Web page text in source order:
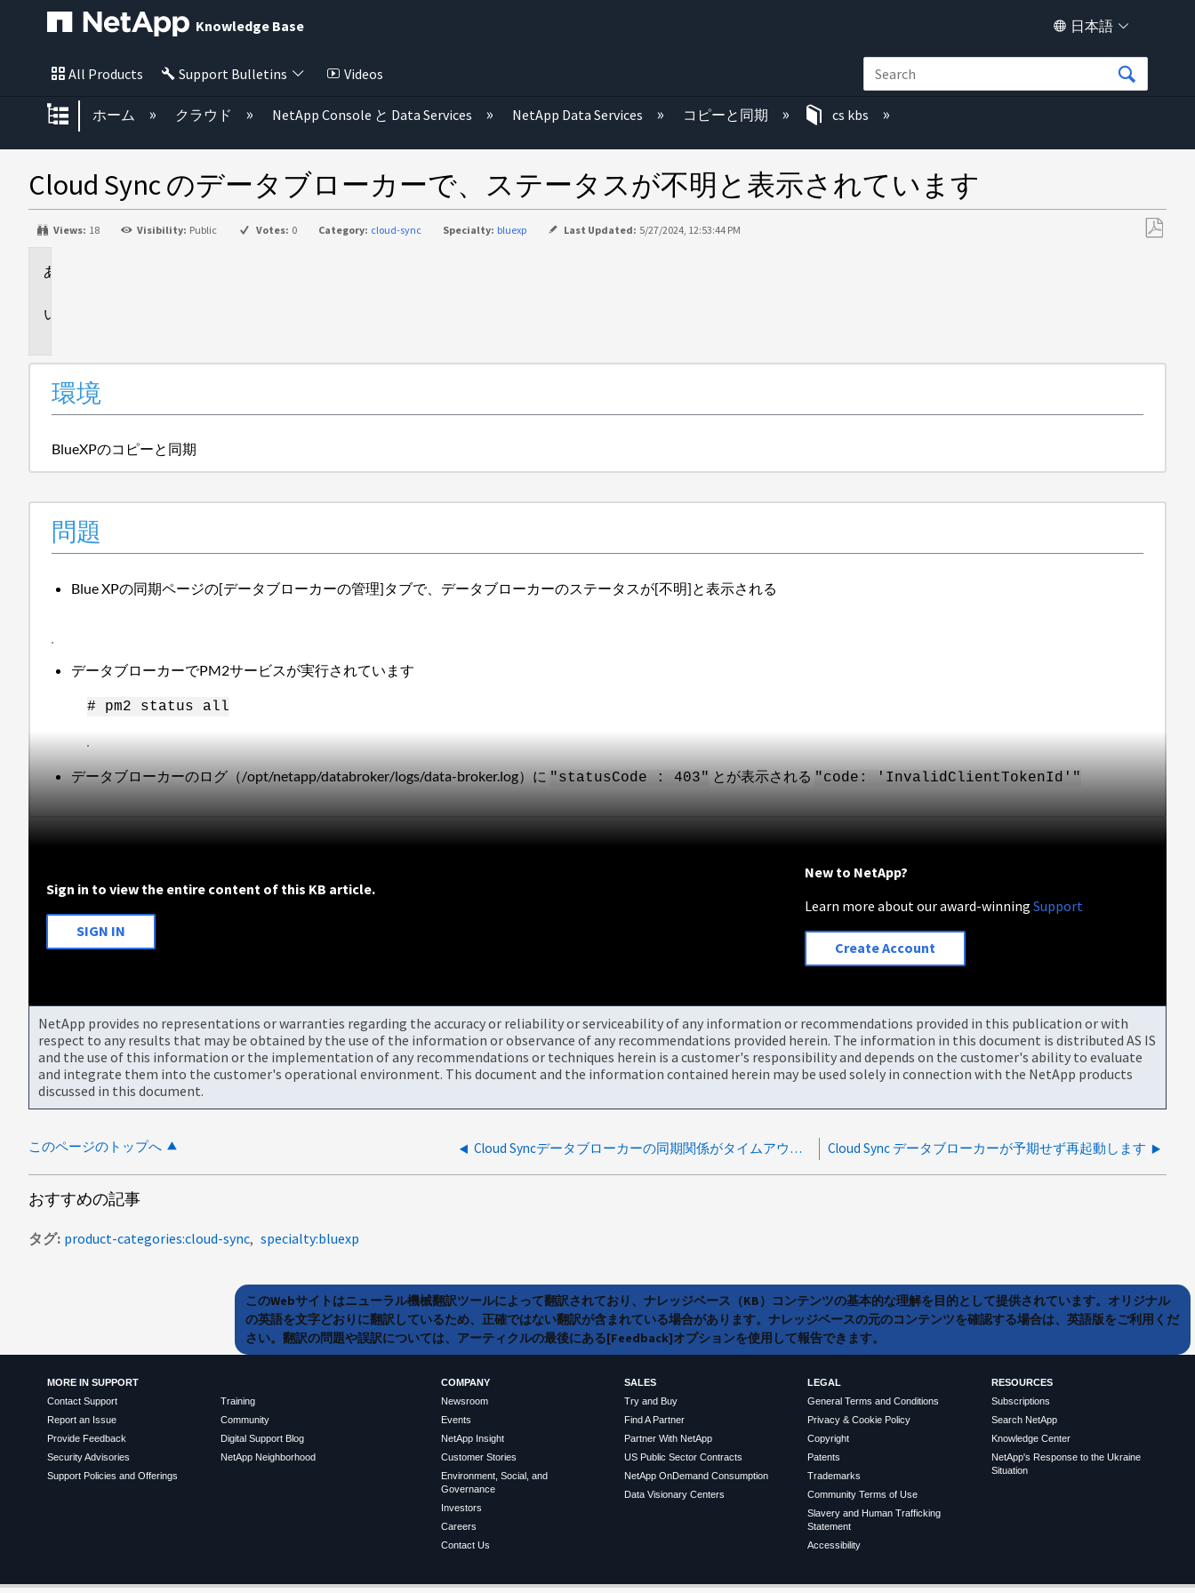
Knowledge Base 日本語
All Products Support Bulletins Videos
グローバル階層を展開/折りたたむ
ホーム クラウド NetApp Console と Data Services NetApp Data Services コピーと同期 cs kbs
Cloud Sync のデータブローカーで、ステータスが不明と表示されています
Views: 18 Visibility: Public Votes: 0 Category: cloud-sync Specialty: bluexp Last Updated: 5/27/2024, 12:53:44 PM
環境
BlueXPのコピーと同期
問題
Blue XPの同期ページの[データブローカーの管理]タブで、データブローカーのステータスが[不明]と表示される
データブローカーでPM2サービスが実行されています
# pm2 status all
データブローカーのログ（/opt/netapp/databroker/logs/data-broker.log）に"statusCode : 403" とが表示される"code: 'InvalidClientTokenId'"
Sign in to view the entire content of this KB article.
SIGN IN
New to NetApp?
Learn more about our award-winningSupport
Create Account
NetApp provides no representations or warranties regarding the accuracy or reliability or serviceability of any information or recommendations provided in this publication or with
respect to any results that may be obtained by the use of the information or observance of any recommendations provided herein. The information in this document is distributed AS IS
and the use of this information or the implementation of any recommendations or techniques herein is a customer's responsibility and depends on the customer's ability to evaluate
and integrate them into the customer's operational environment. This document and the information contained herein may be used solely in connection with the NetApp products
discussed in this document.
このページのトップへ Cloud Syncデータブローカーの同期関係がタイムアウトし、頻繁な再起動が必要になる Cloud Sync データブローカーが予期せず再起動します
おすすめの記事
タグ product-categories:cloud-sync specialty:bluexp
このWebサイトはニューラル機械翻訳ツールによって翻訳されており、ナレッジベース（KB）コンテンツの基本的な理解を目的として提供されています。オリジナル
の英語を文字どおりに翻訳しているため、正確ではない翻訳が含まれている場合があります。ナレッジベースの元のコンテンツを確認する場合は、英語版をご利用くだ
さい。翻訳の問題や誤訳については、アーティクルの最後にある[Feedback]オプションを使用して報告できます。
MORE IN SUPPORT
Contact Support
Report an Issue
Provide Feedback
Security Advisories
Support Policies and Offerings
Training
Community
Digital Support Blog
NetApp Neighborhood
COMPANY
Newsroom
Events
NetApp Insight
Customer Stories
Environment, Social, and
Governance
Investors
Careers
Contact Us
SALES
Try and Buy
Find A Partner
Partner With NetApp
US Public Sector Contracts
NetApp OnDemand Consumption
Data Visionary Centers
LEGAL
General Terms and Conditions
Privacy & Cookie Policy
Copyright
Patents
Trademarks
Community Terms of Use
Slavery and Human Trafficking
Statement
Accessibility
RESOURCES
Subscriptions
Search NetApp
Knowledge Center
NetApp's Response to the Ukraine
Situation